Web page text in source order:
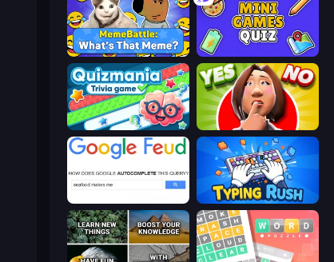
MemeBattle: What's That Meme? Mini Games Quiz
Quizmania: Trivia Game Yes or No Challenge
Typing Rush